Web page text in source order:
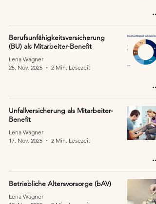
Berufsunfähigkeitsversicherung
(BU) als Mitarbeiter-Benefit
Lena Wagner
25. Nov. 2025
2 Min. Lesezeit
Unfallversicherung als Mitarbeiter-
Benefit
Lena Wagner
17. Nov. 2025
2 Min. Lesezeit
Betriebliche Altersvorsorge (bAV)
Lena Wagner